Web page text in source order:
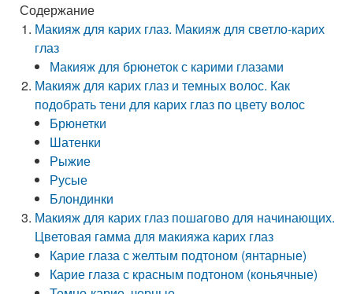
Содержание
Макияж для карих глаз. Макияж для светло-карих
глаз
Макияж для брюнеток с карими глазами
Макияж для карих глаз и темных волос. Как
подобрать тени для карих глаз по цвету волос
Брюнетки
Шатенки
Рыжие
Русые
Блондинки
Макияж для карих глаз пошагово для начинающих.
Цветовая гамма для макияжа карих глаз
Карие глаза с желтым подтоном (янтарные)
Карие глаза с красным подтоном (коньячные)